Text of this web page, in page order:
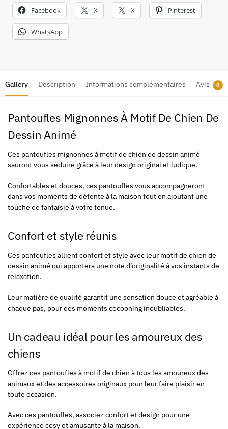
Facebook X X Pinterest
WhatsApp
Gallery Description Informations complémentaires Avis 0
Pantoufles Mignonnes À Motif De Chien De
Dessin Animé
Ces pantoufles mignonnes à motif de chien de dessin animé
sauront vous séduire grâce à leur design original et ludique.
Confortables et douces, ces pantoufles vous accompagneront
dans vos moments de détente à la maison tout en ajoutant une
touche de fantaisie à votre tenue.
Confort et style réunis
Ces pantoufles allient confort et style avec leur motif de chien de
dessin animé qui apportera une note d’originalité à vos instants de
relaxation.
Leur matière de qualité garantit une sensation douce et agréable à
chaque pas, pour des moments cocooning inoubliables.
Un cadeau idéal pour les amoureux des
chiens
Offrez ces pantoufles à motif de chien à tous les amoureux des
animaux et des accessoires originaux pour leur faire plaisir en
toute occasion.
Avec ces pantoufles, associez confort et design pour une
expérience cosy et amusante à la maison.